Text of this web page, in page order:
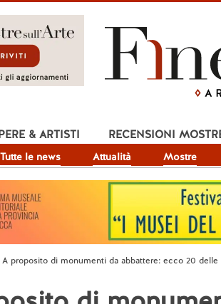
Tutte le news Attualità Mostre
& ARTISTI RECENSIONI
A proposito di monumenti da abbattere: ecco 20